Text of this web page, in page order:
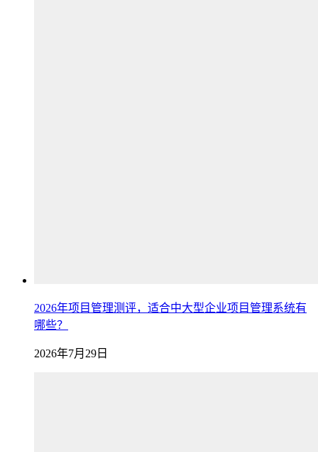
2026年项目管理测评，适合中大型企业项目管理系统有
哪些？
2026年7月29日